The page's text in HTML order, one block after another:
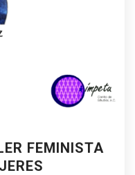
FEMINISTA